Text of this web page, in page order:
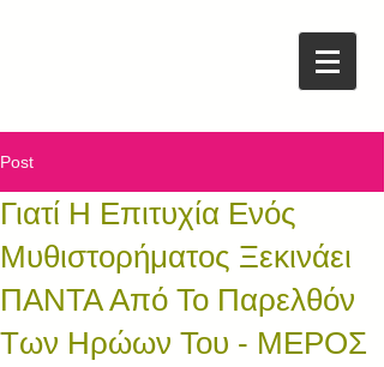
Post
Γιατί Η Επιτυχία Ενός
Μυθιστορήματος Ξεκινάει
ΠΑΝΤΑ Από Το Παρελθόν
Των Ηρώων Του - ΜΕΡΟΣ